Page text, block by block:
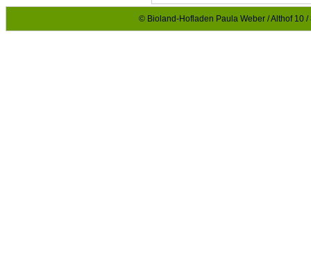
Kartoffelnerhalten Sie
Frühkartoffeln ernten,
© Bioland-Hofladen Paula Weber / Althof 10